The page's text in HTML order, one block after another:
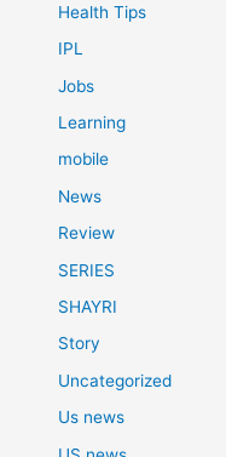
Health Tips
IPL
Jobs
Learning
mobile
News
Review
SERIES
SHAYRI
Story
Uncategorized
Us news